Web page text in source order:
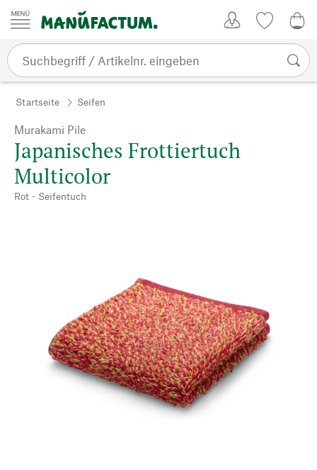
Zum Inhalt springen
Startseite Seifen
Murakami Pile
Japanisches Frottiertuch
Multicolor
Rot - Seifentuch